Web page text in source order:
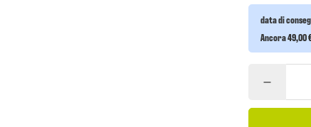
data di
Ancora 49,00